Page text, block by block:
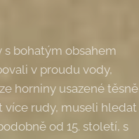
s bohatým obsahem
v proudu vody,
horniny usazené těsně
více rudy, museli hledat
od 15. století, s